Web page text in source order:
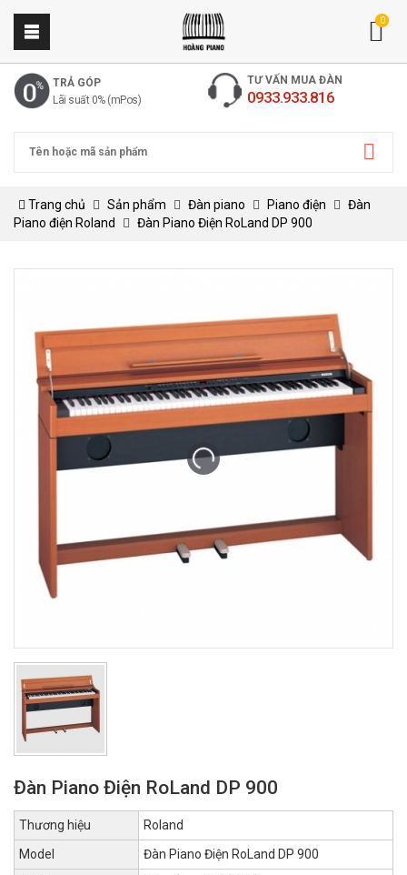
0
TRẢ GÓP
Lãi suất 0% (mPos)
TƯ VẤN MUA ĐÀN
0933.933.816
Trang chủ Sản phẩm Đàn piano Piano điện
Đàn
Piano điện Roland
Đàn Piano Điện RoLand DP 900
Đàn Piano Điện RoLand DP 900
Thương hiệu
Roland
Model
Đàn Piano Điện RoLand DP 900